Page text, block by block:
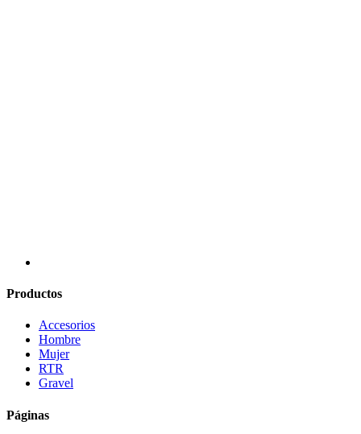
Productos
Accesorios
Hombre
Mujer
RTR
Gravel
Páginas